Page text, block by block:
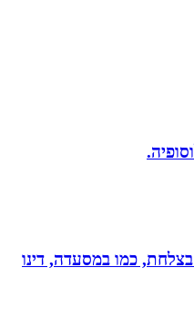
כמו במסעדה, דינו